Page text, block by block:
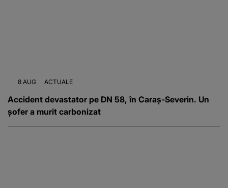
8 AUG ACTUALE
Accident devastator pe DN 58, în Caraș-Severin. Un
șofer a murit carbonizat